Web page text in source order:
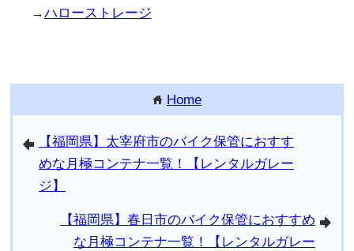
→ハローストレージ
home Home
arrowleft
【福岡県】太宰府市のバイク保管におすす
めな月極コンテナ一覧！【レンタルガレー
ジ】
arrowright
【福岡県】春日市のバイク保管におすすめ
な月極コンテナ一覧！【レンタルガレー